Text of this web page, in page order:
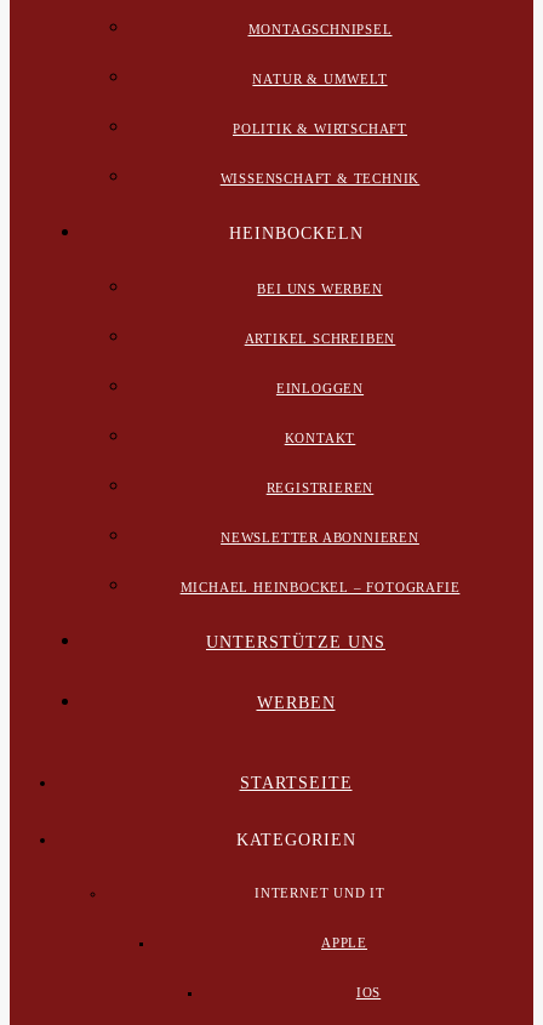
MONTAGSCHNIPSEL
NATUR & UMWELT
POLITIK & WIRTSCHAFT
WISSENSCHAFT & TECHNIK
HEINBOCKELN
BEI UNS WERBEN
ARTIKEL SCHREIBEN
EINLOGGEN
KONTAKT
REGISTRIEREN
NEWSLETTER ABONNIEREN
MICHAEL HEINBOCKEL – FOTOGRAFIE
UNTERSTÜTZE UNS
WERBEN
STARTSEITE
KATEGORIEN
INTERNET UND IT
APPLE
IOS